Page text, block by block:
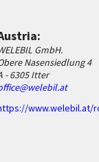
GmbH.
Nasensiedlung 4
- 6305 Itter
www.welebil.at/